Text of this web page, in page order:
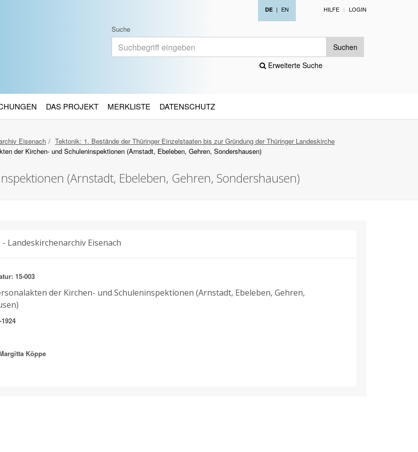
DE | EN HILFE LOGIN
Suche
Suchen
Erweiterte Suche
DAS PROJEKT MERKLISTE DATENSCHUTZ
Eisenach
Tektonik: 1. Bestände der Thüringer Einzelstaaten bis zur Gründung der Thüringer Landeskirche
der Kirchen- und Schuleninspektionen (Arnstadt, Ebeleben, Gehren, Sondershausen)
(Arnstadt, Ebeleben, Gehren, Sondershausen)
- Landeskirchenarchiv Eisenach
15-003
der Kirchen- und Schuleninspektionen (Arnstadt, Ebeleben, Gehren,
Köppe